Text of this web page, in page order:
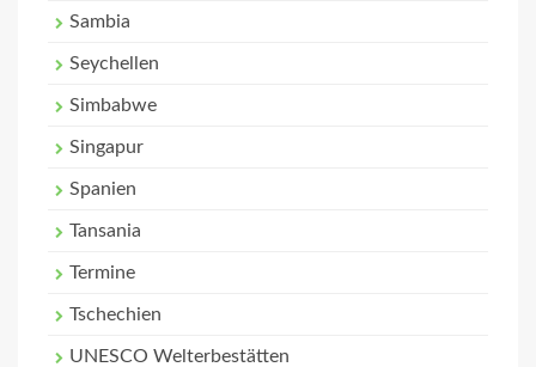
Sambia
Seychellen
Simbabwe
Singapur
Spanien
Tansania
Termine
Tschechien
UNESCO Welterbestätten